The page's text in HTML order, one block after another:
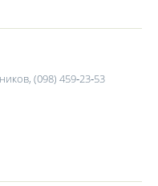
(098) 459‑23‑53